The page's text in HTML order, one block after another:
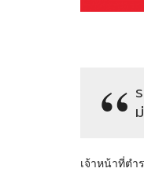
เจ้าหน้าที่ตำ